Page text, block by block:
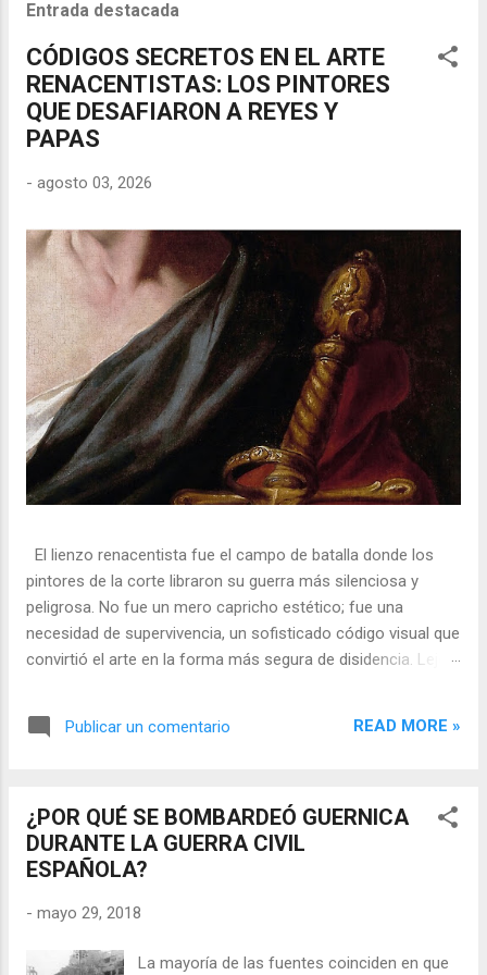
Entrada destacada
CÓDIGOS SECRETOS EN EL ARTE
RENACENTISTAS: LOS PINTORES
QUE DESAFIARON A REYES Y
PAPAS
- agosto 03, 2026
El lienzo renacentista fue el campo de batalla donde los
pintores de la corte libraron su guerra más silenciosa y
peligrosa. No fue un mero capricho estético; fue una
necesidad de supervivencia, un sofisticado código visual que
convirtió el arte en la forma más segura de disidencia. Lejos
artistas eran agentes dobles, equilibrando su necesidad de
mecenazgo real con la obligación de preservar su integridad
pintores encontraron en los símbolos, las distorsiones y los
objetos cotidianos un lenguaje cifrado capaz de eludir a los
censores y desafiar al trono. 🎭 La arquitectura del engaño
sino un objeto tridimensional y multifacético. Los pintores
de la corte eran los agentes dobles definitivos, y dominaban
Publicar un comentario READ MORE »
¿POR QUÉ SE BOMBARDEÓ GUERNICA
DURANTE LA GUERRA CIVIL
ESPAÑOLA?
- mayo 29, 2018
La mayoría de las fuentes coinciden en que